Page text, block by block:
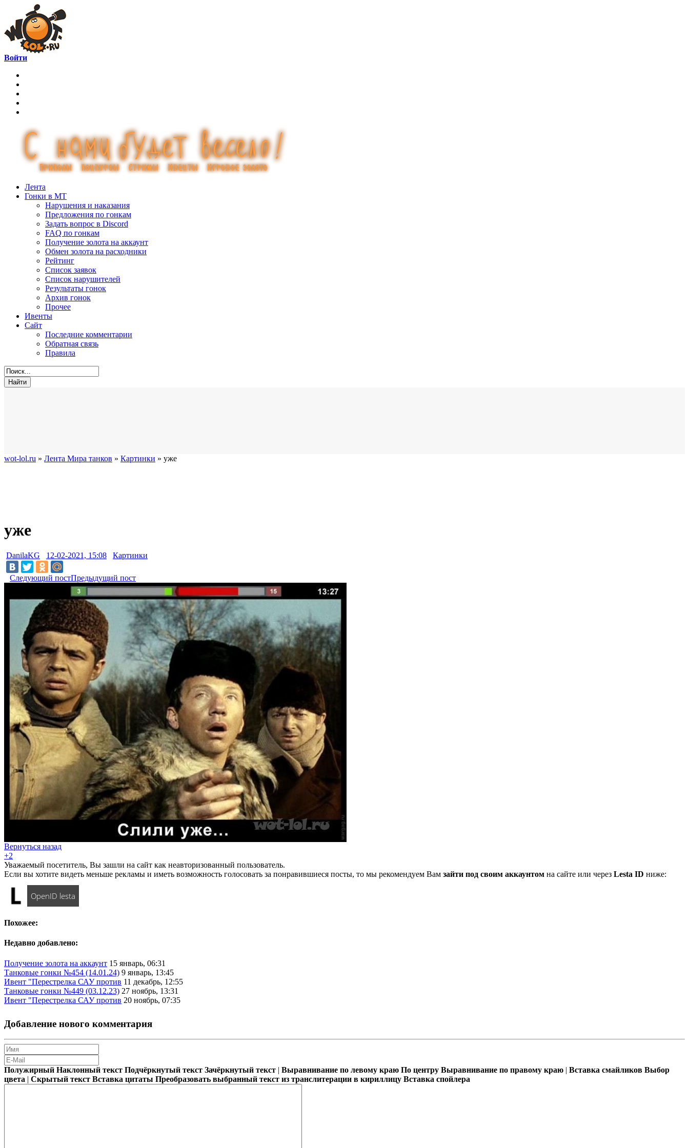
Войти
Лента
Гонки в МТ
Нарушения и наказания
Предложения по гонкам
Задать вопрос в Discord
FAQ по гонкам
Получение золота на аккаунт
Обмен золота на расходники
Рейтинг
Список заявок
Список нарушителей
Результаты гонок
Архив гонок
Прочее
Ивенты
Сайт
Последние комментарии
Обратная связь
Правила
wot-lol.ru » Лента Мира танков » Картинки » уже
уже
DanilaKG 12-02-2021, 15:08 Картинки
Следующий постПредыдущий пост
Вернуться назад
+2
Уважаемый посетитель, Вы зашли на сайт как неавторизованный пользователь.
Если вы хотите видеть меньше рекламы и иметь возможность голосовать за понравившиеся посты, то мы рекомендуем Вам зайти под своим аккаунтом на сайте или через Lesta ID ниже:
OpenID lesta
Похожее:
Недавно добавлено:
Получение золота на аккаунт 15 январь, 06:31
Танковые гонки №454 (14.01.24) 9 январь, 13:45
Ивент "Перестрелка САУ против 11 декабрь, 12:55
Танковые гонки №449 (03.12.23) 27 ноябрь, 13:31
Ивент "Перестрелка САУ против 20 ноябрь, 07:35
Добавление нового комментария
Полужирный Наклонный текст Подчёркнутый текст Зачёркнутый текст | Выравнивание по левому краю По центру Выравнивание по правому краю | Вставка смайликов Выбор
цвета | Скрытый текст Вставка цитаты Преобразовать выбранный текст из транслитерации в кириллицу Вставка спойлера